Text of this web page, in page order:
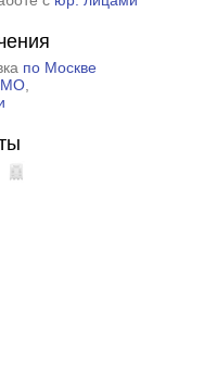
по Москве
МО,